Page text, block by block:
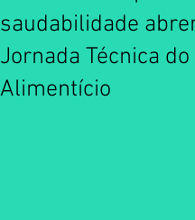
saudabilidade
Jornada Técnica
Alimentício